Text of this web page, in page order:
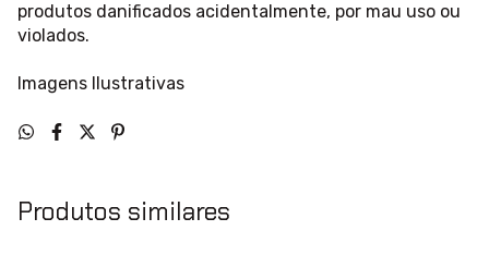
produtos danificados acidentalmente, por mau uso ou
violados.
Imagens Ilustrativas
Produtos similares